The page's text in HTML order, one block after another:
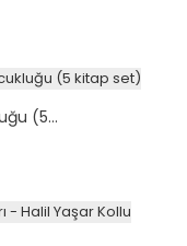
(5...